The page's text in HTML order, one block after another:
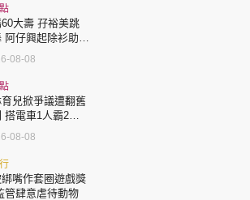
親子王
大壽 孖裕美跳
阿仔興起除衫助慶
交好有原因
08-08
育兒掀爭議遭翻舊
搭電車1人霸2個
自私欠公德心 有
度不公平
08-08
嘴作套圈遊戲獎
管肆意虐待動物